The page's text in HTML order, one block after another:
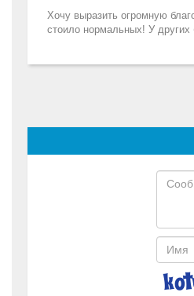
Хочу выразить огромную
стоило нормальных! У